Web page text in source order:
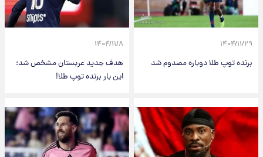
۱۴۰۴/۱۱/۲۹
برنده توپ طلا دوباره مصدوم شد
۱۴۰۴/۱۱/۸
هدف جدید عربستان مشخص شد:
این بار برنده توپ طلا!